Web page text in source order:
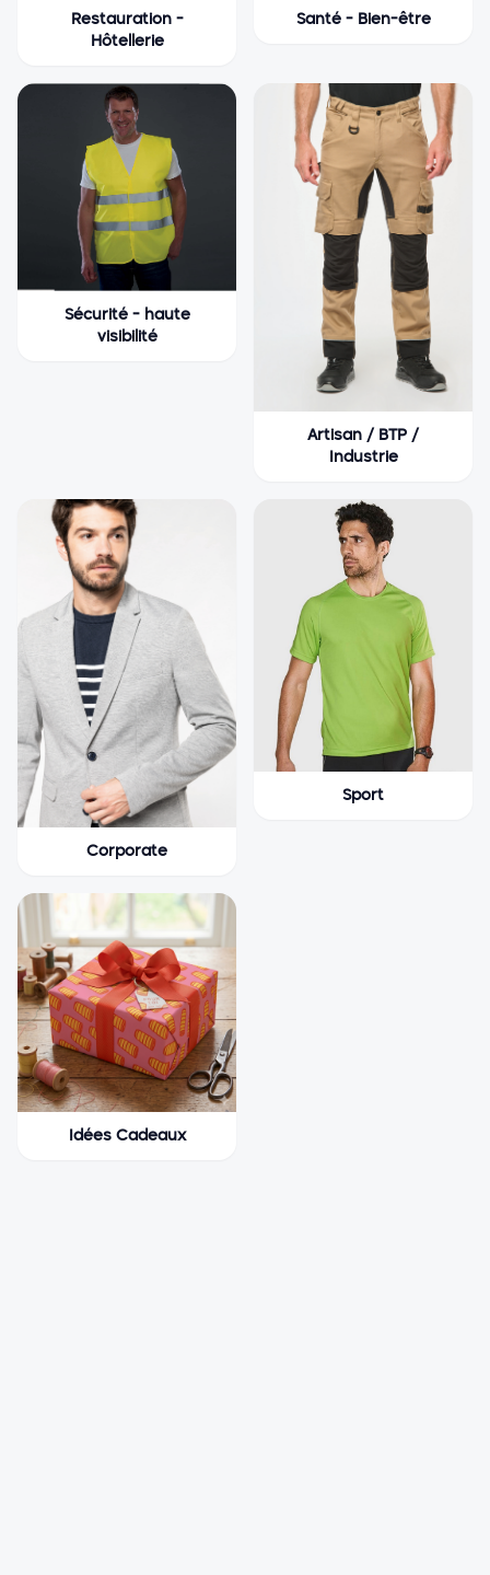
Restauration -
Hôtellerie
Santé - Bien-être
Sécurité - haute
visibilité
Artisan / BTP /
Industrie
Corporate
Sport
Idées Cadeaux